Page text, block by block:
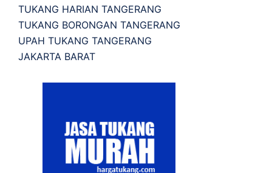
TUKANG HARIAN TANGERANG
TUKANG BORONGAN TANGERANG
UPAH TUKANG TANGERANG
JAKARTA BARAT